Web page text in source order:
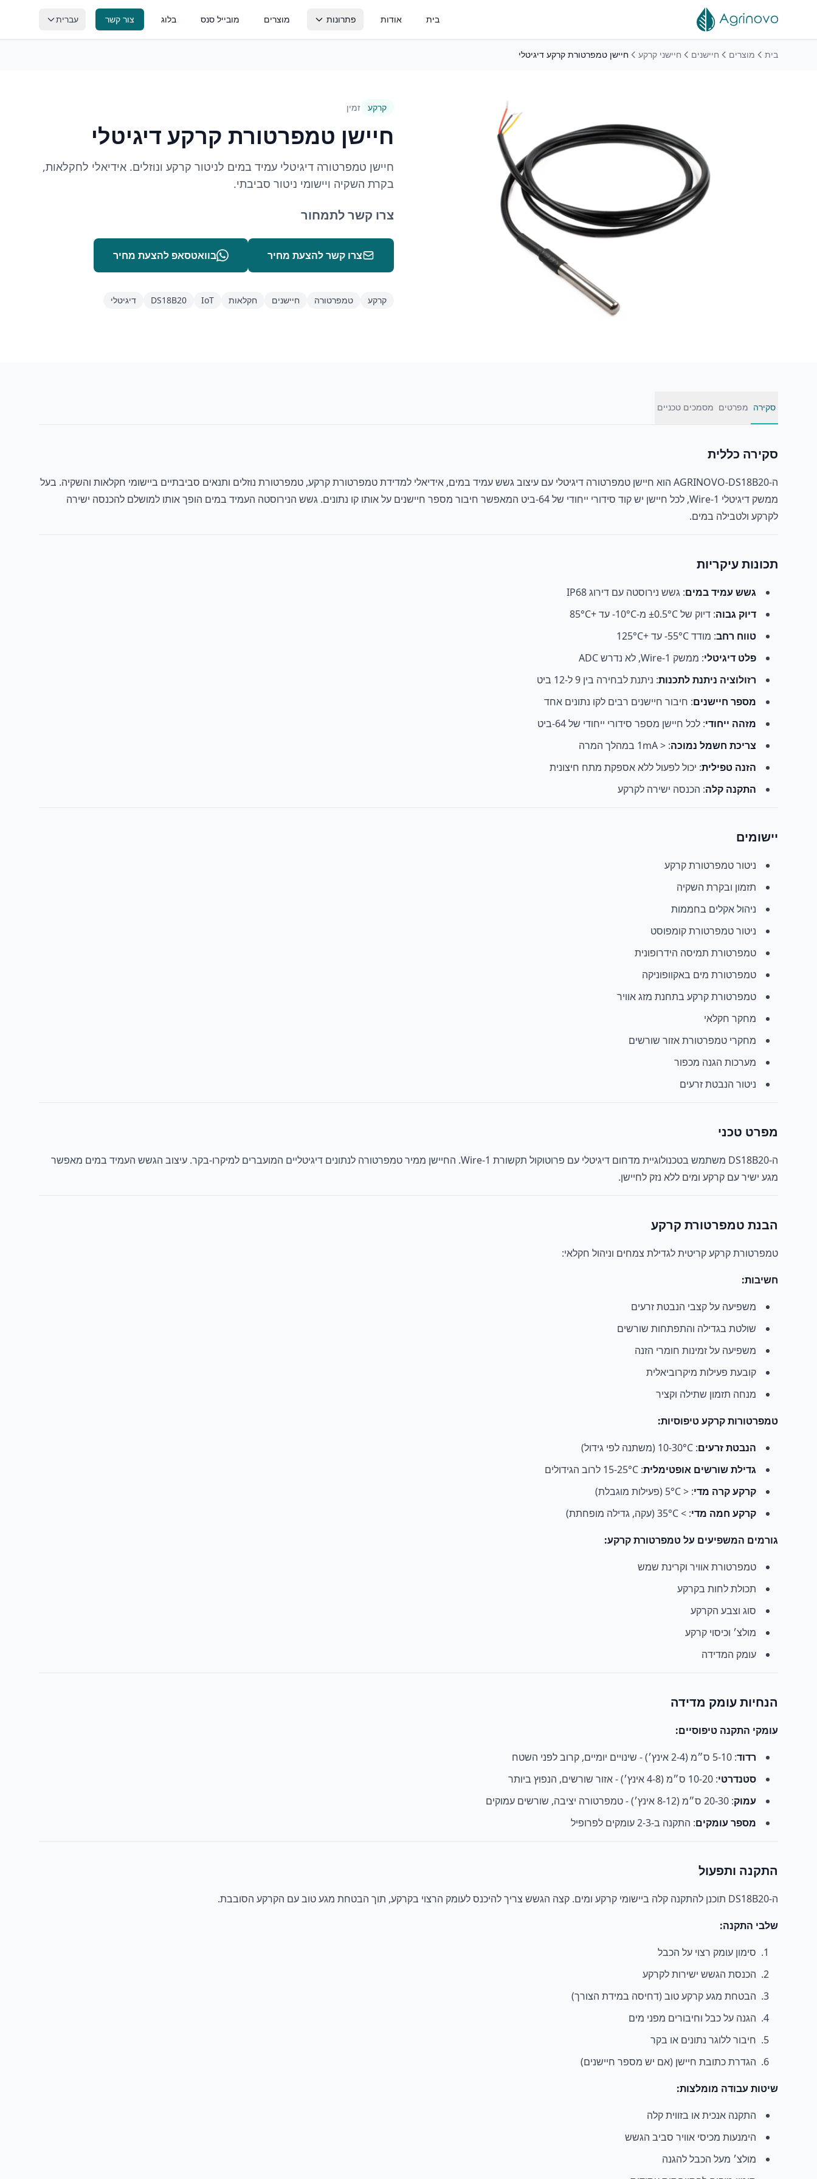
בית אודות פתרונות
בקרת טמפרטורה
מערכות בקרת אקלים וחממות פעילות
מוצרים מובייל סנס בלוג צור קשר עברית
בית מוצרים חיישנים חיישני קרקע חיישן טמפרטורת קרקע דיגיטלי
קרקע זמין
חיישן טמפרטורת קרקע דיגיטלי
חיישן טמפרטורה דיגיטלי עמיד במים לניטור קרקע ונוזלים. אידיאלי לחקלאות,
בקרת השקיה ויישומי ניטור סביבתי.
צרו קשר לתמחור
צרו קשר להצעת מחיר בוואטסאפ להצעת מחיר
קרקע טמפרטורה חיישנים חקלאות IoT
DS18B20 דיגיטלי
סקירה מפרטים מסמכים טכניים
סקירה כללית
ה-AGRINOVO-DS18B20 הוא חיישן טמפרטורה דיגיטלי עם עיצוב גשש עמיד במים, אידיאלי למדידת טמפרטורת קרקע, טמפרטורת נוזלים ותנאים סביבתיים ביישומי חקלאות והשקיה. בעל
ממשק דיגיטלי 1-Wire, לכל חיישן יש קוד סידורי ייחודי של 64-ביט המאפשר חיבור מספר חיישנים על אותו קו נתונים. גשש הנירוסטה העמיד במים הופך אותו למושלם להכנסה ישירה
לקרקע ולטבילה במים.
תכונות עיקריות
גשש עמיד במים: גשש נירוסטה עם דירוג IP68
דיוק גבוה: דיוק של ±0.5°C מ-10°C- עד +85°C
טווח רחב: מודד 55°C- עד +125°C
פלט דיגיטלי: ממשק 1-Wire, לא נדרש ADC
רזולוציה ניתנת לתכנות: ניתנת לבחירה בין 9 ל-12 ביט
מספר חיישנים: חיבור חיישנים רבים לקו נתונים אחד
מזהה ייחודי: לכל חיישן מספר סידורי ייחודי של 64-ביט
צריכת חשמל נמוכה: < 1mA במהלך המרה
הזנה טפילית: יכול לפעול ללא אספקת מתח חיצונית
התקנה קלה: הכנסה ישירה לקרקע
יישומים
ניטור טמפרטורת קרקע
תזמון ובקרת השקיה
ניהול אקלים בחממות
ניטור טמפרטורת קומפוסט
טמפרטורת תמיסה הידרופונית
טמפרטורת מים באקוופוניקה
טמפרטורת קרקע בתחנת מזג אוויר
מחקר חקלאי
מחקרי טמפרטורת אזור שורשים
מערכות הגנה מכפור
ניטור הנבטת זרעים
מפרט טכני
ה-DS18B20 משתמש בטכנולוגיית מדחום דיגיטלי עם פרוטוקול תקשורת 1-Wire. החיישן ממיר טמפרטורה לנתונים דיגיטליים המועברים למיקרו-בקר. עיצוב הגשש העמיד במים מאפשר
מגע ישיר עם קרקע ומים ללא נזק לחיישן.
הבנת טמפרטורת קרקע
טמפרטורת קרקע קריטית לגדילת צמחים וניהול חקלאי:
חשיבות:
משפיעה על קצבי הנבטת זרעים
שולטת בגדילה והתפתחות שורשים
משפיעה על זמינות חומרי הזנה
קובעת פעילות מיקרוביאלית
מנחה תזמון שתילה וקציר
טמפרטורות קרקע טיפוסיות:
הנבטת זרעים: 10-30°C (משתנה לפי גידול)
גדילת שורשים אופטימלית: 15-25°C לרוב הגידולים
קרקע קרה מדי: < 5°C (פעילות מוגבלת)
קרקע חמה מדי: > 35°C (עקה, גדילה מופחתת)
גורמים המשפיעים על טמפרטורת קרקע:
טמפרטורת אוויר וקרינת שמש
תכולת לחות בקרקע
סוג וצבע הקרקע
מולצ׳ וכיסוי קרקע
עומק המדידה
הנחיות עומק מדידה
עומקי התקנה טיפוסיים:
רדוד: 5-10 ס״מ (2-4 אינץ׳) - שינויים יומיים, קרוב לפני השטח
סטנדרטי: 10-20 ס״מ (4-8 אינץ׳) - אזור שורשים, הנפוץ ביותר
עמוק: 20-30 ס״מ (8-12 אינץ׳) - טמפרטורה יציבה, שורשים עמוקים
מספר עומקים: התקנה ב-2-3 עומקים לפרופיל
התקנה ותפעול
ה-DS18B20 תוכנן להתקנה קלה ביישומי קרקע ומים. קצה הגשש צריך להיכנס לעומק הרצוי בקרקע, תוך הבטחת מגע טוב עם הקרקע הסובבת.
שלבי התקנה:
סימון עומק רצוי על הכבל
הכנסת הגשש ישירות לקרקע
הבטחת מגע קרקע טוב (דחיסה במידת הצורך)
הגנה על כבל וחיבורים מפני מים
חיבור ללוגר נתונים או בקר
הגדרת כתובת חיישן (אם יש מספר חיישנים)
שיטות עבודה מומלצות:
התקנה אנכית או בזווית קלה
הימנעות מכיסי אוויר סביב הגשש
מולצ׳ מעל הכבל להגנה